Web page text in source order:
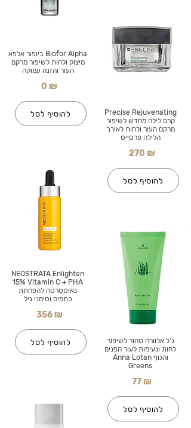
Biofor Alpha ביופור אלפא
מיצוק ולחות לשיפור מרקם
העור והזנה עמוקה
0 ₪
להוסיף לסל
NEOSTRATA Enlighten
15% Vitamin C + PHA
נאוסטרטה להפחתת
כתמים וסימני גיל
356 ₪
להוסיף לסל
Precise Rejuvenating
קרם לילה מחדש לשיפור
מרקם העור ולחות לאורך
הלילה פרסייס
270 ₪
להוסיף לסל
ג'ל אלוורה טהור לשיפור
לחות ונעימות לעור הפנים
והגוף Anna Lotan
Greens
77 ₪
להוסיף לסל